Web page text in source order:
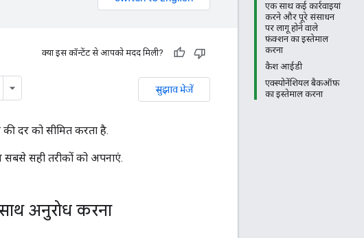
एक साथ कई कार्रवाइयां
करने और पूरे संसाधन
पर लागू होने वाले
फ़ंक्शन का इस्तेमाल
करना
कैश आईडी
एक्स्पोनेंशियल बैकऑफ़
का इस्तेमाल करना
क्या इस कॉन्टेंट से आपको मदद मिली?
सुझाव भेजें
दर को सीमित करता है.
सही तरीकों को अपनाएं.
अनुरोध करना